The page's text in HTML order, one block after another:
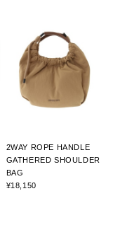
2WAY ROPE HANDLE
GATHERED SHOULDER
BAG
¥18,150